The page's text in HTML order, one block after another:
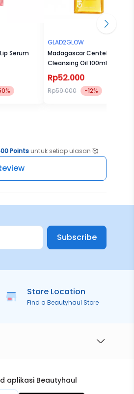
Serum
GLAD2GLOW
Madagascar Centella Light
Cleansing Oil 100ml |
200ml
Rp52.000
Rp59.000 -12%
Points untuk setiap ulasan 🥰
Subscribe
Store Location
Find a Beautyhaul Store
aplikasi Beautyhaul